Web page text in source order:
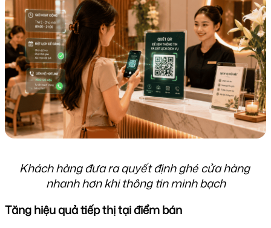
Khách hàng đưa ra quyết định ghé cửa hàng
nhanh hơn khi thông tin minh bạch
Tăng hiệu quả tiếp thị tại điểm bán